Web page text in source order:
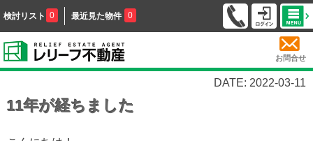
検討リスト 0 最近見た物件 0
お問合せ
DATE: 2022-03-11
11年が経ちました